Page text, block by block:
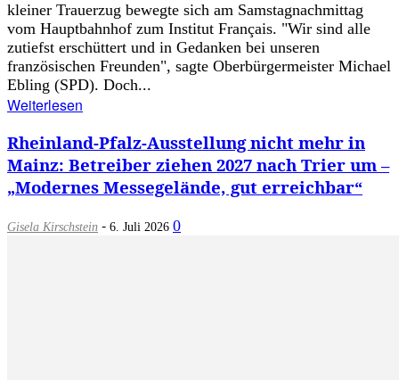
kleiner Trauerzug bewegte sich am Samstagnachmittag
vom Hauptbahnhof zum Institut Français. "Wir sind alle
zutiefst erschüttert und in Gedanken bei unseren
französischen Freunden", sagte Oberbürgermeister Michael
Ebling (SPD). Doch...
Weiterlesen
Rheinland-Pfalz-Ausstellung nicht mehr in
Mainz: Betreiber ziehen 2027 nach Trier um –
„Modernes Messegelände, gut erreichbar“
Gisela Kirschstein - 6. Juli 2026 0